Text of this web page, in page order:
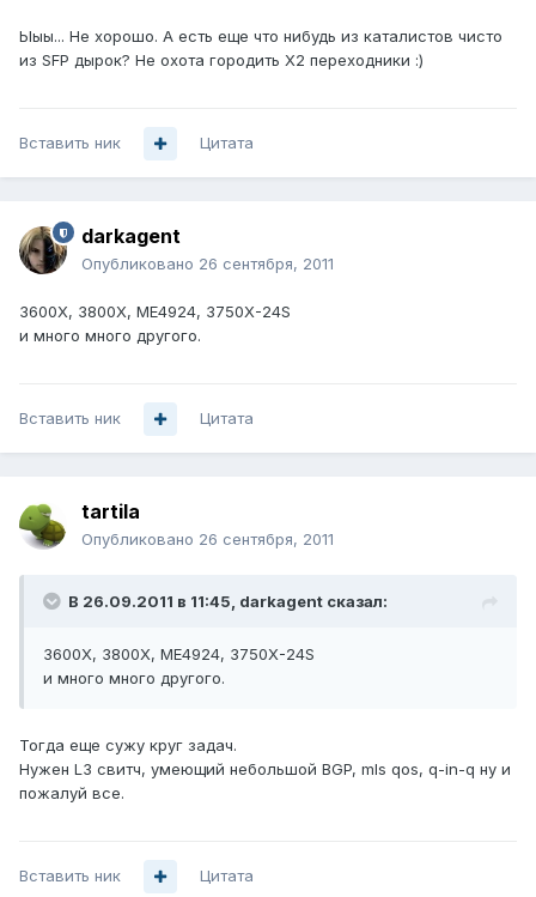
Ыыы... Не хорошо. А есть еще что нибудь из каталистов чисто
из SFP дырок? Не охота городить X2 переходники :)
Вставить ник Цитата
darkagent
Опубликовано 26 сентября, 2011
3600X, 3800X, ME4924, 3750X-24S
и много много другого.
Вставить ник Цитата
tartila
Опубликовано 26 сентября, 2011
В 26.09.2011 в 11:45, darkagent сказал:
3600X, 3800X, ME4924, 3750X-24S
и много много другого.
Тогда еще сужу круг задач.
Нужен L3 свитч, умеющий небольшой BGP, mls qos, q-in-q ну и
пожалуй все.
Вставить ник Цитата